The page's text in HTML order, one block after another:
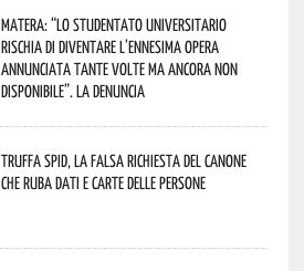
Matera: “Lo studentato universitario
rischia di diventare l’ennesima opera
annunciata tante volte ma ancora non
disponibile”. La denuncia
Truffa Spid, la falsa richiesta del canone
che ruba dati e carte delle persone